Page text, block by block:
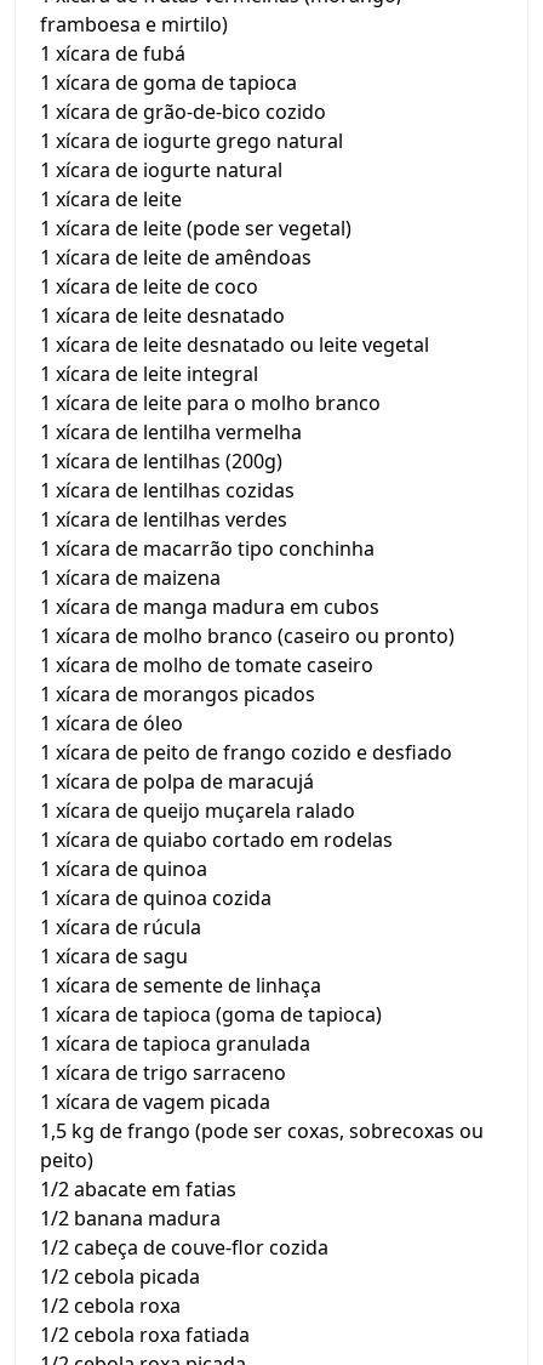
framboesa e mirtilo)
1 xícara de fubá
1 xícara de goma de tapioca
1 xícara de grão-de-bico cozido
1 xícara de iogurte grego natural
1 xícara de iogurte natural
1 xícara de leite
1 xícara de leite (pode ser vegetal)
1 xícara de leite de amêndoas
1 xícara de leite de coco
1 xícara de leite desnatado
1 xícara de leite desnatado ou leite vegetal
1 xícara de leite integral
1 xícara de leite para o molho branco
1 xícara de lentilha vermelha
1 xícara de lentilhas (200g)
1 xícara de lentilhas cozidas
1 xícara de lentilhas verdes
1 xícara de macarrão tipo conchinha
1 xícara de maizena
1 xícara de manga madura em cubos
1 xícara de molho branco (caseiro ou pronto)
1 xícara de molho de tomate caseiro
1 xícara de morangos picados
1 xícara de óleo
1 xícara de peito de frango cozido e desfiado
1 xícara de polpa de maracujá
1 xícara de queijo muçarela ralado
1 xícara de quiabo cortado em rodelas
1 xícara de quinoa
1 xícara de quinoa cozida
1 xícara de rúcula
1 xícara de sagu
1 xícara de semente de linhaça
1 xícara de tapioca (goma de tapioca)
1 xícara de tapioca granulada
1 xícara de trigo sarraceno
1 xícara de vagem picada
1,5 kg de frango (pode ser coxas, sobrecoxas ou
peito)
1/2 abacate em fatias
1/2 banana madura
1/2 cabeça de couve-flor cozida
1/2 cebola picada
1/2 cebola roxa
1/2 cebola roxa fatiada